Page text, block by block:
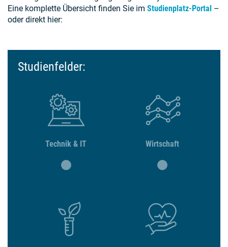
Eine komplette Übersicht finden Sie im Studienplatz-Portal –
oder direkt hier:
Studienfelder:
Technik & IT Wirtschaft